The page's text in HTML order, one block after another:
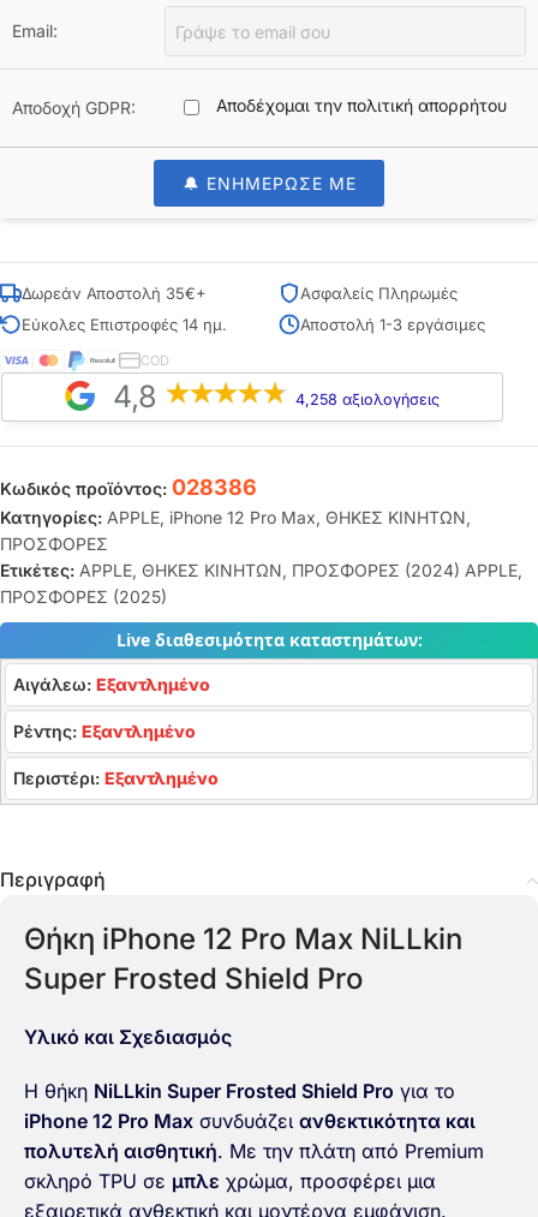
Email:
Αποδοχή GDPR: Αποδέχομαι την πολιτική απορρήτου
🔔 ΕΝΗΜΕΡΩΣΕ ΜΕ
Δωρεάν Αποστολή 35€+
Ασφαλείς Πληρωμές
Εύκολες Επιστροφές 14 ημ.
Αποστολή 1-3 εργάσιμες
COD
4,8 4,258 αξιολογήσεις
Κωδικός προϊόντος: 028386
Κατηγορίες: APPLE, iPhone 12 Pro Max, ΘΗΚΕΣ ΚΙΝΗΤΩΝ,
ΠΡΟΣΦΟΡΕΣ
Ετικέτες: APPLE, ΘΗΚΕΣ ΚΙΝΗΤΩΝ, ΠΡΟΣΦΟΡΕΣ (2024) APPLE,
ΠΡΟΣΦΟΡΕΣ (2025)
Live διαθεσιμότητα καταστημάτων:
Αιγάλεω: Εξαντλημένο
Ρέντης: Εξαντλημένο
Περιστέρι: Εξαντλημένο
Περιγραφή
Θήκη iPhone 12 Pro Max NiLLkin
Super Frosted Shield Pro
Υλικό και Σχεδιασμός
Η θήκη NiLLkin Super Frosted Shield Pro για το
iPhone 12 Pro Max συνδυάζει ανθεκτικότητα και
πολυτελή αισθητική. Με την πλάτη από Premium
σκληρό TPU σε μπλε χρώμα, προσφέρει μια
εξαιρετικά ανθεκτική και μοντέρνα εμφάνιση.